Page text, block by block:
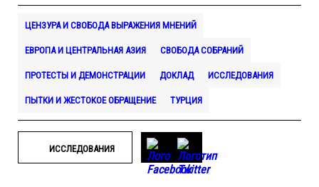
ЦЕНЗУРА И СВОБОДА ВЫРАЖЕНИЯ МНЕНИЙ
ЕВРОПА И ЦЕНТРАЛЬНАЯ АЗИЯ СВОБОДА СОБРАНИЙ
ПРОТЕСТЫ И ДЕМОНСТРАЦИИ ДОКЛАД ИССЛЕДОВАНИЯ
ПЫТКИ И ЖЕСТОКОЕ ОБРАЩЕНИЕ ТУРЦИЯ
ИССЛЕДОВАНИЯ